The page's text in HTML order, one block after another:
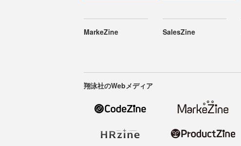
MarkeZine SalesZine
翔泳社のWebメディア